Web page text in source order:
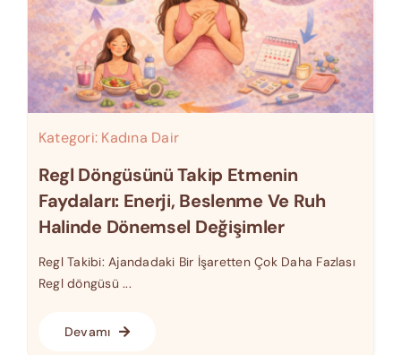
Kategori: Kadına Dair
Regl Döngüsünü Takip Etmenin
Faydaları: Enerji, Beslenme Ve Ruh
Halinde Dönemsel Değişimler
Regl Takibi: Ajandadaki Bir İşaretten Çok Daha Fazlası
Regl döngüsü ...
Devamı